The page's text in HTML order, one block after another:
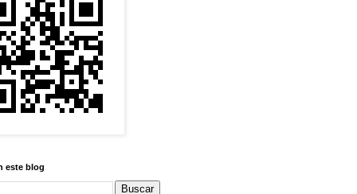
este blog